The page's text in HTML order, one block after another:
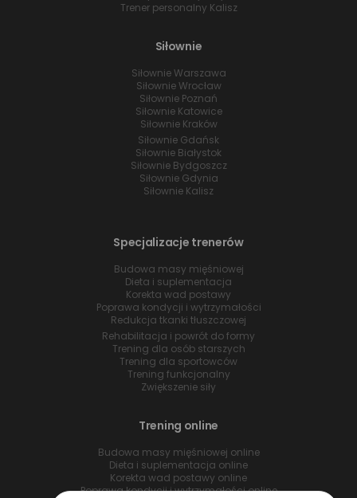
Trener personalny Kalisz
Siłownie
Siłownie Warszawa
Siłownie Wrocław
Siłownie Poznań
Siłownie Katowice
Siłownie Kraków
Siłownie Gdańsk
Siłownie Białystok
Siłownie Bydgoszcz
Siłownie Gdynia
Siłownie Kalisz
Specjalizacje trenerów
Budowa masy mięśniowej
Dieta i suplementacja
Korekta wad postawy
Poprawa kondycji i wytrzymałości
Redukcja tkanki tłuszczowej
Rehabilitacja i powrót do formy
Trening dla osób starszych
Trening dla sportowców
Trening funkcjonalny
Zwiększenie siły
Trening online
Budowa masy mięśniowej online
Dieta i suplementacja online
Korekta wad postawy online
Poprawa kondycji i wytrzymałości online